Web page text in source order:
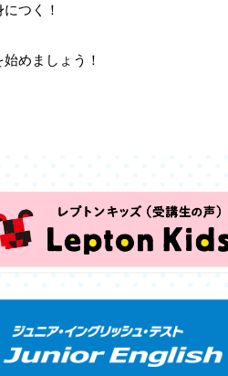
つく！
めましょう！